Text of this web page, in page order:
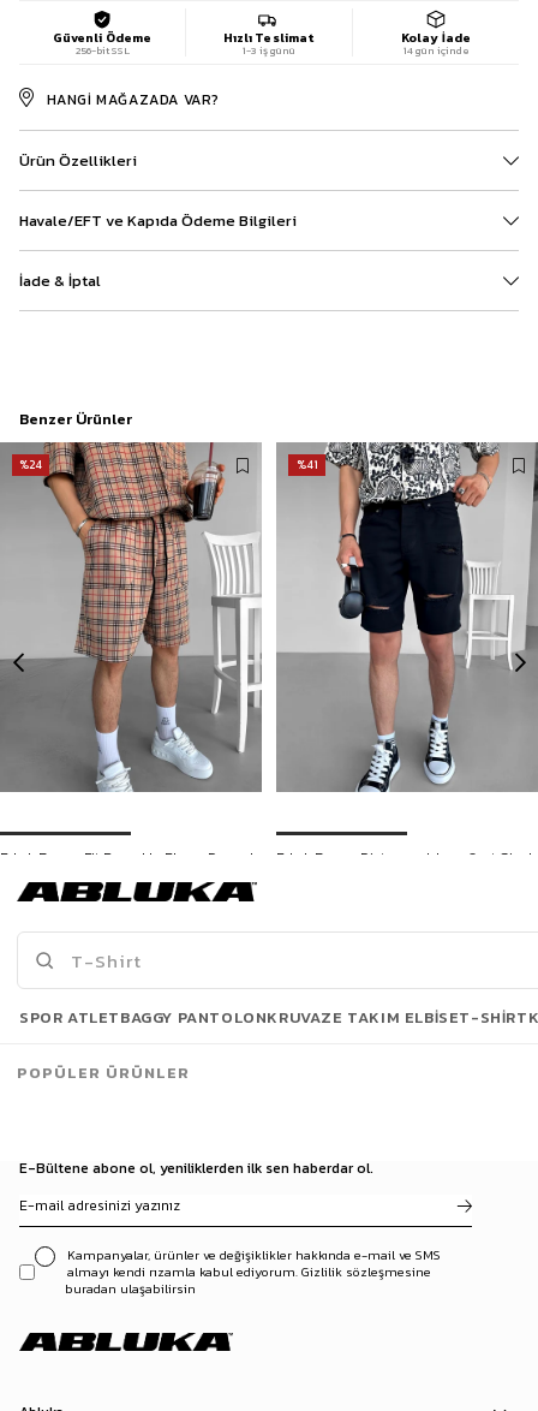
Güvenli Ödeme
256-bit SSL
Hızlı Teslimat
1-3 iş günü
Kolay İade
14 gün içinde
HANGI MAĞAZADA VAR?
Ürün Özellikleri
Havale/EFT ve Kapıda Ödeme Bilgileri
İade & İptal
Benzer Ürünler
%24
309,90 TL
409,90 TL
%41
Erkek Baggy Distressed Jean Şort Siyah
Son Bakılanlar
E-Bültene abone ol, yeniliklerden ilk sen haberdar ol.
Kampanyalar, ürünler ve değişiklikler hakkında e-mail ve SMS
almayı kendi rızamla kabul ediyorum. Gizlilik sözleşmesine
buradan ulaşabilirsin
SPOR ATLETBAGGY PANTOLONKRUVAZE TAKIM ELBISET-SHIRT
POPÜLER ÜRÜNLER